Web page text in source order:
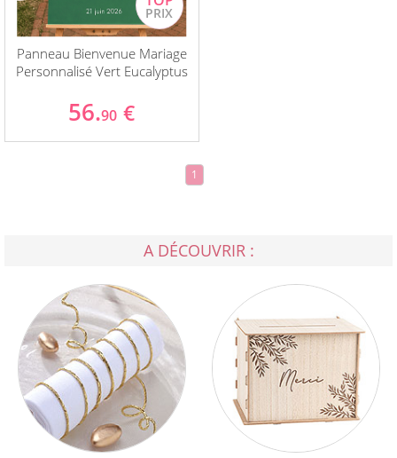
Panneau Bienvenue Mariage
Personnalisé Vert Eucalyptus
56.90 €
1
A DÉCOUVRIR :